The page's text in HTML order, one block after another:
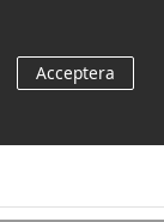
Acceptera